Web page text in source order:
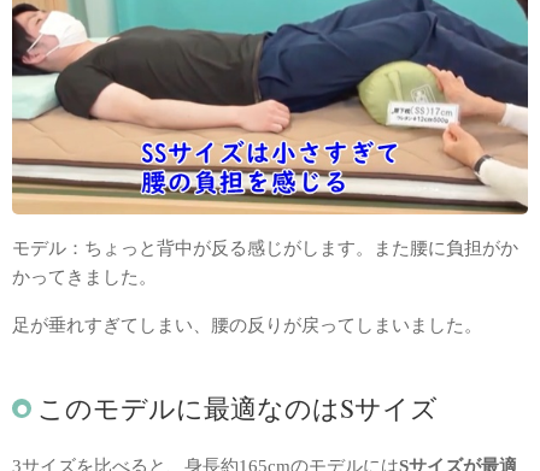
モデル：ちょっと背中が反る感じがします。また腰に負担がか
かってきました。
足が垂れすぎてしまい、腰の反りが戻ってしまいました。
このモデルに最適なのはSサイズ
3サイズを比べると、身長約165cmのモデルにはSサイズが最適